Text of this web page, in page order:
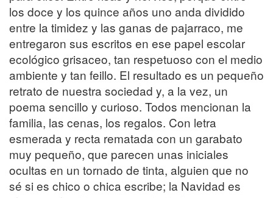
los doce y los quince años uno anda dividido
entre la timidez y las ganas de pajarraco, me
entregaron sus escritos en ese papel escolar
ecológico grisaceo, tan respetuoso con el medio
ambiente y tan feillo. El resultado es un pequeño
retrato de nuestra sociedad y, a la vez, un
poema sencillo y curioso. Todos mencionan la
familia, las cenas, los regalos. Con letra
esmerada y recta rematada con un garabato
muy pequeño, que parecen unas iniciales
ocultas en un tornado de tinta, alguien que no
sé si es chico o chica escribe; la Navidad es